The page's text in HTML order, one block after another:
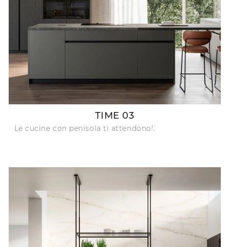
TIME 03
Le cucine con penisola ti attendono!.